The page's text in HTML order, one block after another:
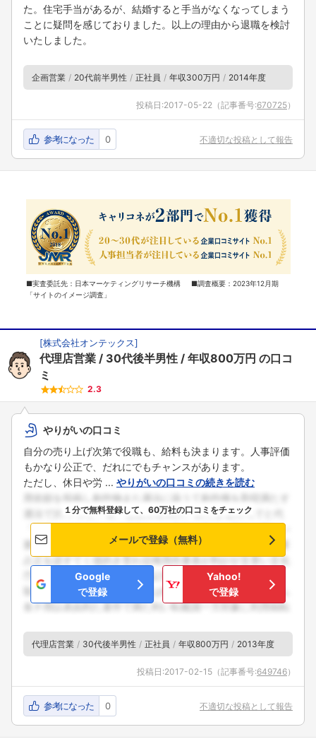
た。住宅手当があるが、結婚すると手当がなくなってしまう
ことに疑問を感じておりました。以上の理由から退職を検討
いたしました。
企画営業 20代前半男性 正社員 年収300万円 2014年度
投稿日:2017-05-22 （記事番号:670725）
参考になった 0 不適切な投稿として報告
■実査委託先：日本マーケティングリサーチ機構 ■調査概要：2023年12月期
「サイトのイメージ調査」
[株式会社オンテックス]
代理店営業 30代後半男性 年収800万円 の口コ
ミ
2.3
やりがいの口コミ
自分の売り上げ次第で役職も、給料も決まります。人事評価
もかなり公正で、だれにでもチャンスがあります。
ただし、休日や労 ... やりがいの口コミの続きを読む
１分で無料登録して、60万社の口コミをチェック
メールで登録（無料）
Google
で登録
Yahoo!
で登録
代理店営業 30代後半男性 正社員 年収800万円 2013年度
投稿日:2017-02-15 （記事番号:649746）
参考になった 0 不適切な投稿として報告